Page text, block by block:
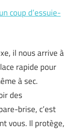
coup d’essuie-
il nous arrive à
rapide pour
à sec.
des
brise, c’est
vous. Il protège,